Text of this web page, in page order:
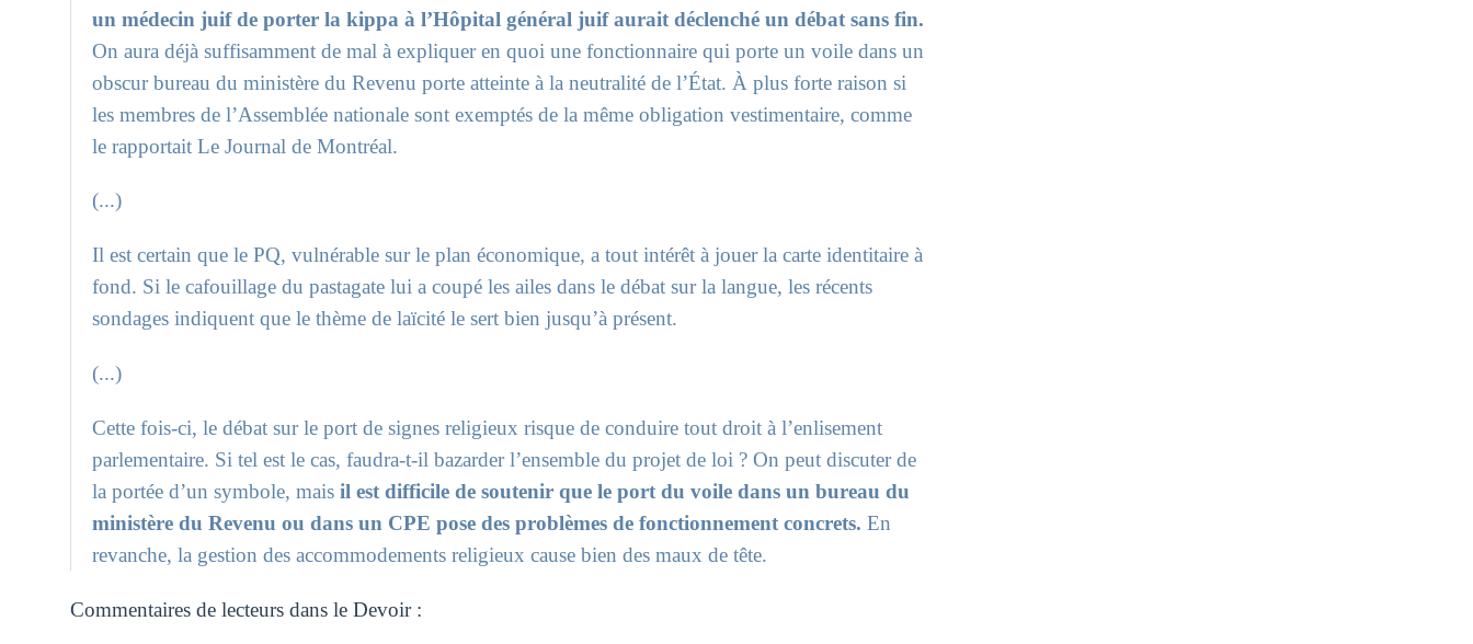
un médecin juif de porter la kippa à l’Hôpital général juif aurait déclenché un débat sans fin.
On aura déjà suffisamment de mal à expliquer en quoi une fonctionnaire qui porte un voile dans un
obscur bureau du ministère du Revenu porte atteinte à la neutralité de l’État. À plus forte raison si
les membres de l’Assemblée nationale sont exemptés de la même obligation vestimentaire, comme
le rapportait Le Journal de Montréal.
(...)
Il est certain que le PQ, vulnérable sur le plan économique, a tout intérêt à jouer la carte identitaire à
fond. Si le cafouillage du pastagate lui a coupé les ailes dans le débat sur la langue, les récents
sondages indiquent que le thème de laïcité le sert bien jusqu’à présent.
(...)
Cette fois-ci, le débat sur le port de signes religieux risque de conduire tout droit à l’enlisement
parlementaire. Si tel est le cas, faudra-t-il bazarder l’ensemble du projet de loi ? On peut discuter de
la portée d’un symbole, maisil est difficile de soutenir que le port du voile dans un bureau du
ministère du Revenu ou dans un CPE pose des problèmes de fonctionnement concrets. En
revanche, la gestion des accommodements religieux cause bien des maux de tête.
Commentaires de lecteurs dans le Devoir :